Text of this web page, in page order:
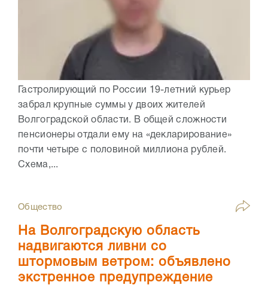
Гастролирующий по России 19-летний курьер
забрал крупные суммы у двоих жителей
Волгоградской области. В общей сложности
пенсионеры отдали ему на «декларирование»
почти четыре с половиной миллиона рублей.
Схема,...
Общество
На Волгоградскую область
надвигаются ливни со
штормовым ветром: объявлено
экстренное предупреждение